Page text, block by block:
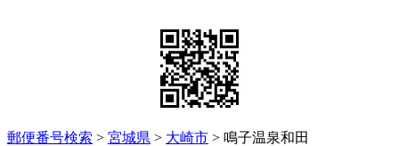
郵便番号検索 > 宮城県 > 大崎市 > 鳴子温泉和田